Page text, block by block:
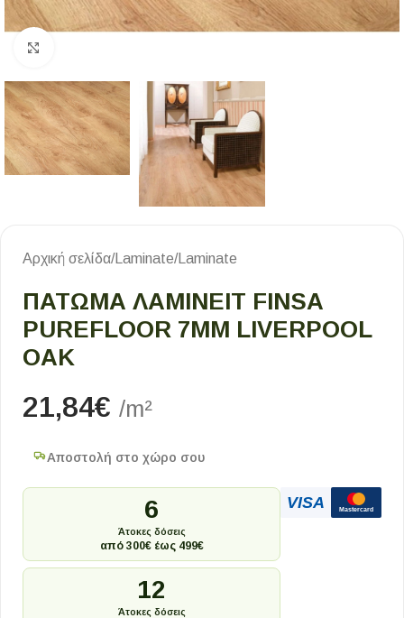
Αρχική σελίδα/Laminate/Laminate
ΠΑΤΩΜΑ ΛΑΜΙΝΕΙΤ FINSA
PUREFLOOR 7MM LIVERPOOL
OAK
21,84€ /m²
Αποστολή στο χώρο σου
6
Άτοκες δόσεις
από 300€ έως 499€
12
Άτοκες δόσεις
VISA Mastercard